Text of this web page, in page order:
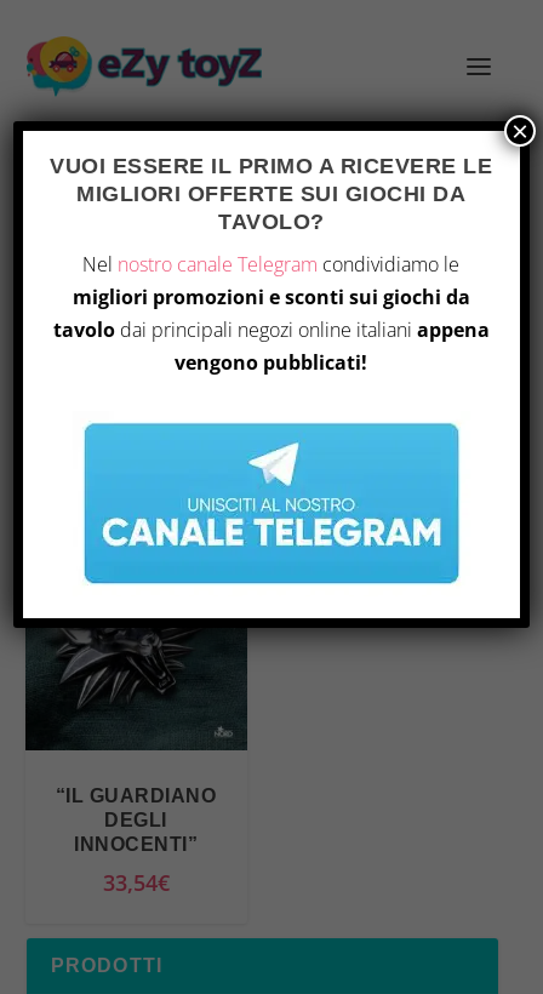
Home/ Prodotto Number Of Pages / 372
Visualizzazione del risultato
“IL GUARDIANO
DEGLI
INNOCENTI”
33,54€
PRODOTTI
VUOI ESSERE IL PRIMO A RICEVERE LE
MIGLIORI OFFERTE SUI GIOCHI DA
TAVOLO?
Nel nostro canale Telegram condividiamo le
migliori promozioni e sconti sui giochi da
tavolo dai principali negozi online italiani appena
vengono pubblicati!
×